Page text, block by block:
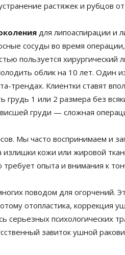
растяжек и рубцов
для липоаспирации и
сосуды во время
пользуется
облик на 10 лет. Один
трендах. Клиентки ставят
1 или 2 размера без
груди — сложная
Мы часто воспринимаем и
кожи или жировой
требует опыта и внимания к
поводом для
отопластика, коррекция
серьезных психологических
завиток ушной